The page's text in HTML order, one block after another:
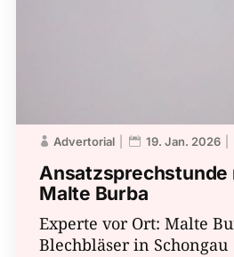
Ansatzsprechstunde
Malte Burba
Advertorial 19. Jan. 2026
Experte vor Ort: Malte
Blechbläser in Schongau